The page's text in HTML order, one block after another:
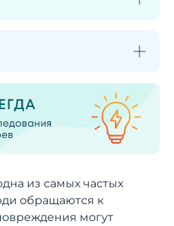
из самых частых
обращаются к
могут